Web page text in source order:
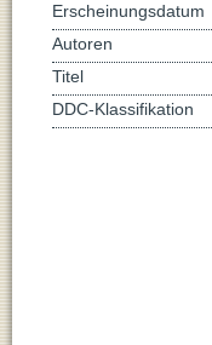
Erscheinungsdatum
Autoren
Titel
DDC-Klassifikation